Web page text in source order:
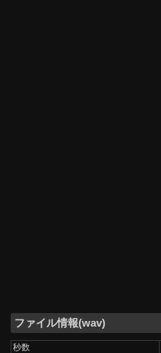
ファイル情報(wav)
秒数